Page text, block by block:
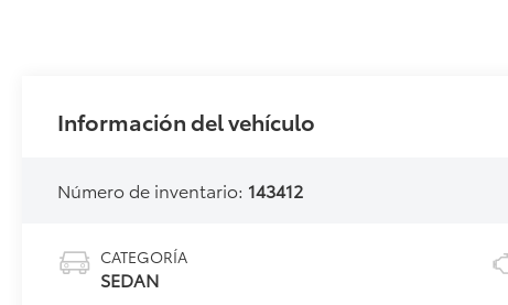
Información del vehículo
Número de inventario: 143412
CATEGORÍA
SEDAN